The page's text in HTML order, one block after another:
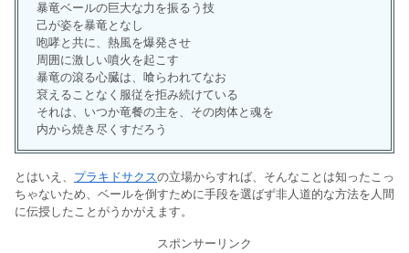
暴竜ベールの巨大な力を振るう技
己が姿を暴竜となし
咆哮と共に、熱風を爆発させ
周囲に激しい噴火を起こす
暴竜の滾る心臓は、喰らわれてなお
袞えることなく服従を拒み続けている
それは、いつか竜餐の主を、その肉体と魂を
内から焼き尽くすだろう
とはいえ、 プラキドサクスの立場からすれば、そんなことは知ったこっ
ちゃないため、ベールを倒すために手段を選ばず非人道的な方法を人間
に伝授したことがうかがえます。
スポンサーリンク